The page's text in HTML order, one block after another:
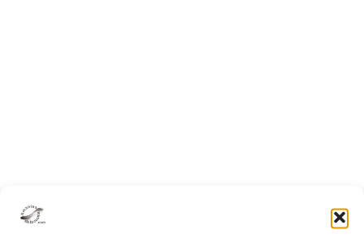
refrescante